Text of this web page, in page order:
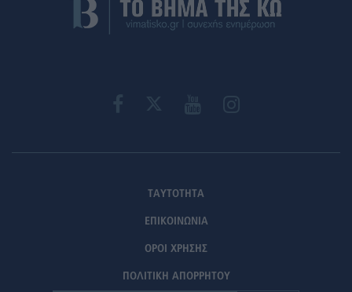
ΤΑΥΤΟΤΗΤΑ
ΕΠΙΚΟΙΝΩΝΙΑ
ΟΡΟΙ ΧΡΗΣΗΣ
ΠΟΛΙΤΙΚΗ ΑΠΟΡΡΗΤΟΥ